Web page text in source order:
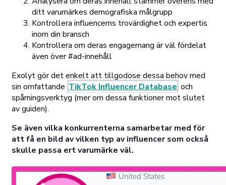
ditt varumärkes demografiska målgrupp
Kontrollera influencerns trovärdighet och expertis
inom din bransch
Kontrollera om deras engagemang är väl fördelat
även över #ad-innehåll
Exolyt gör det enkelt att tillgodose dessa behov med
sin omfattande TikTok Influencer Database och
spårningsverktyg (mer om dessa funktioner mot slutet
av guiden).
Se även vilka konkurrenterna samarbetar med för
att få en bild av vilken typ av influencer som också
skulle passa ert varumärke väl.